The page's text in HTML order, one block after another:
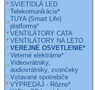
SVIETIDLÁ LED
Telekomunikácie*
TUYA (Smart Life)
platforma*
VENTILÁTORY CATA
VENTILÁTORY NA LETO
VEREJNÉ OSVETLENIE*
Veterné elektrárne*
Videovrátniky,
audiovrátniky, zvončeky
Vstavané spotrebiče
VÝPREDAJ - Rôzne*